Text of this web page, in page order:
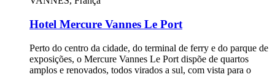
Hotel Mercure Vannes Le Port
Perto do centro da cidade, do terminal de ferry e do parque de
exposições, o Mercure Vannes Le Port dispõe de quartos
amplos e renovados, todos virados a sul, com vista para o